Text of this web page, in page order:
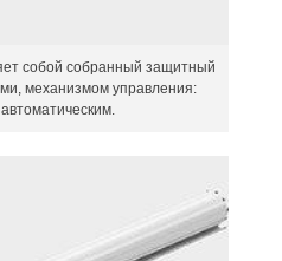
собой собранный защитный
механизмом управления: